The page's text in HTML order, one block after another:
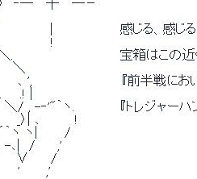
　‐─　 ┼　 ─－
｜　　　　　　　感じる、感じ
　 　 !
　　　　　　　　　宝箱はこの近
＼
　　　　　　　　　　『前半戦に
　.! |
-‐'"｀ヽ.　　　　　『トレジャー
_〉| ､　　 　 !
ヽ|　　　/
-､|　/　　 ,'
　∨ 　　/
'　 　 ,'